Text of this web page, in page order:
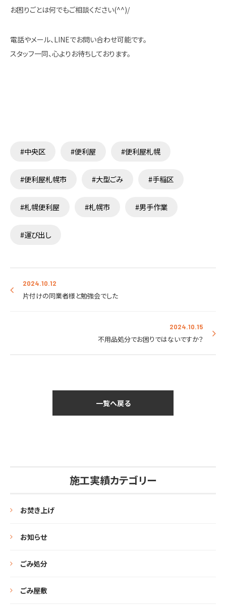
お困りごとは何でもご相談ください(^^)/
電話やメール、LINEでお問い合わせ可能です。
スタッフ一同、心よりお待ちしております。
#中央区 #便利屋 #便利屋札幌
#便利屋札幌市 #大型ごみ #手稲区
#札幌便利屋 #札幌市 #男手作業
#運び出し
2024.10.12
片付けの同業者様と勉強会でした
2024.10.15
不用品処分でお困りではないですか？
一覧へ戻る
施工実績カテゴリー
お焚き上げ
お知らせ
ごみ処分
ごみ屋敷